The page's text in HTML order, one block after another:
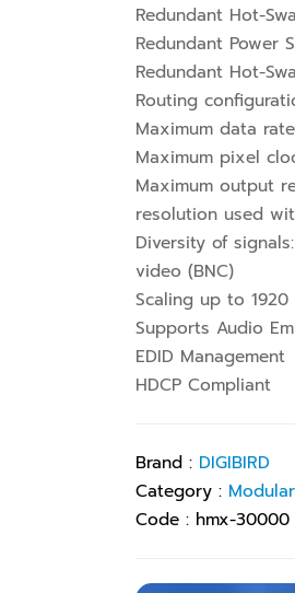
Redundant Hot-
Redundant Power
Redundant Hot-
Routing
Maximum data
Maximum pixel
Maximum output
resolution used
Diversity of
video (BNC)
Scaling up to
Supports Audio
EDID Management
HDCP Compliant
Brand : DIGIBIRD
Category :
Code : hmx-30000